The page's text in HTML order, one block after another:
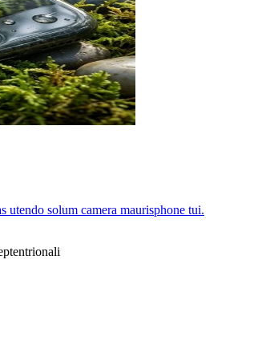
utendo solum camera maurisphone tui.